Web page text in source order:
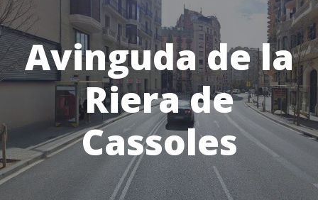
Avinguda de la
Riera de
Cassoles